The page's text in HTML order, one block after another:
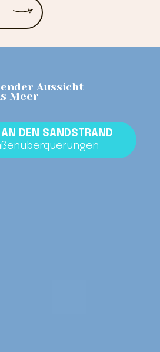
Aussicht
Meer
DEN SANDSTRAND